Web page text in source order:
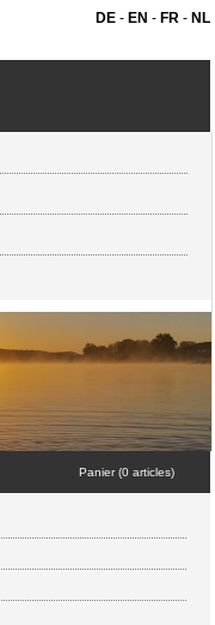
DE- EN - FR- NL
Panier (0 articles)